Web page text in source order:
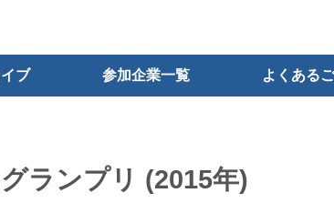
ブ 参加企業一覧 よくある
ランプリ (2015年)